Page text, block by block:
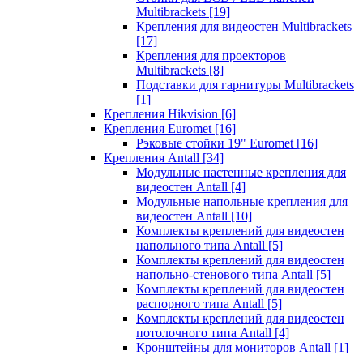
Multibrackets [19]
Крепления для видеостен Multibrackets
[17]
Крепления для проекторов
Multibrackets [8]
Подставки для гарнитуры Multibrackets
[1]
Крепления Hikvision [6]
Крепления Euromet [16]
Рэковые стойки 19" Euromet [16]
Крепления Antall [34]
Модульные настенные крепления для
видеостен Antall [4]
Модульные напольные крепления для
видеостен Antall [10]
Комплекты креплений для видеостен
напольного типа Antall [5]
Комплекты креплений для видеостен
напольно-стенового типа Antall [5]
Комплекты креплений для видеостен
распорного типа Antall [5]
Комплекты креплений для видеостен
потолочного типа Antall [4]
Кронштейны для мониторов Antall [1]